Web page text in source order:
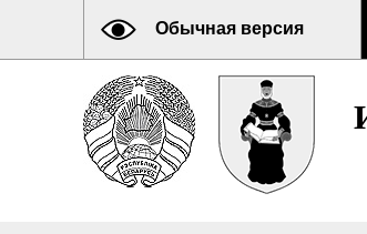
Обычная версия